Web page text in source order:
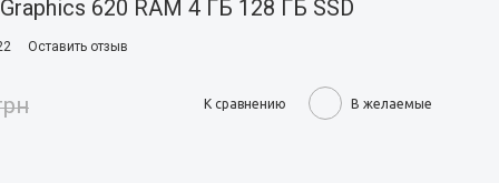
620 RAM 4 ГБ 128 ГБ SSD
Оставить отзыв
К сравнению В желаемые